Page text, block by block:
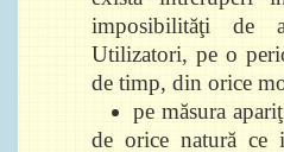
imposibilităţi de
Utilizatori, pe o
de timp, din orice
pe măsura
de orice natură ce